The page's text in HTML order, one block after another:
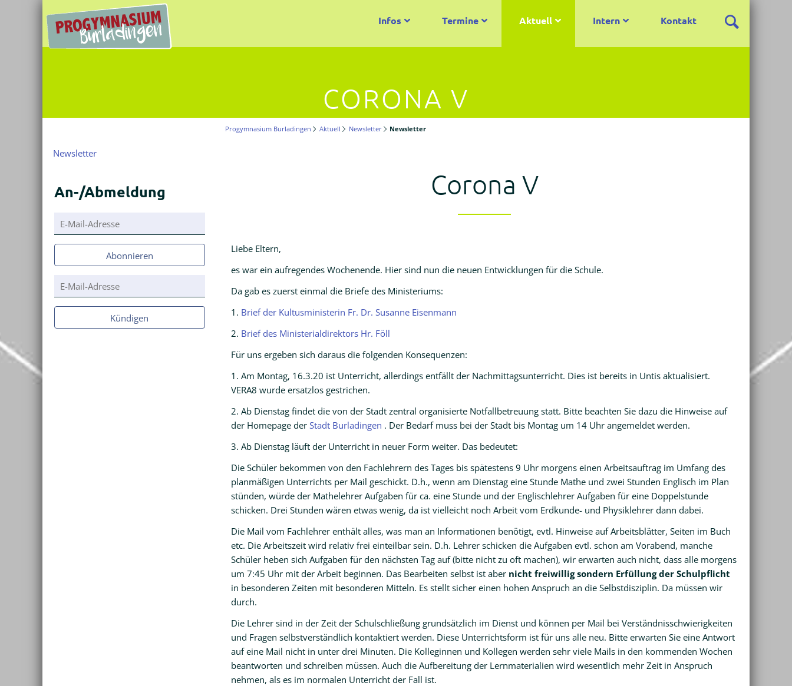
Infos Termine Aktuell Intern Kontakt
CORONA V
Progymnasium Burladingen Aktuell Newsletter Newsletter
Corona V
Liebe Eltern,
es war ein aufregendes Wochenende. Hier sind nun die neuen Entwicklungen für die Schule.
Da gab es zuerst einmal die Briefe des Ministeriums:
1. Brief der Kultusministerin Fr. Dr. Susanne Eisenmann
2. Brief des Ministerialdirektors Hr. Föll
Für uns ergeben sich daraus die folgenden Konsequenzen:
1. Am Montag, 16.3.20 ist Unterricht, allerdings entfällt der Nachmittagsunterricht. Dies ist bereits in Untis aktualisiert.
VERA8 wurde ersatzlos gestrichen.
2. Ab Dienstag findet die von der Stadt zentral organisierte Notfallbetreuung statt. Bitte beachten Sie dazu die Hinweise auf
der Homepage der Stadt Burladingen . Der Bedarf muss bei der Stadt bis Montag um 14 Uhr angemeldet werden.
3. Ab Dienstag läuft der Unterricht in neuer Form weiter. Das bedeutet:
Die Schüler bekommen von den Fachlehrern des Tages bis spätestens 9 Uhr morgens einen Arbeitsauftrag im Umfang des
planmäßigen Unterrichts per Mail geschickt. D.h., wenn am Dienstag eine Stunde Mathe und zwei Stunden Englisch im Plan
stünden, würde der Mathelehrer Aufgaben für ca. eine Stunde und der Englischlehrer Aufgaben für eine Doppelstunde
schicken. Drei Stunden wären etwas wenig, da ist vielleicht noch Arbeit vom Erdkunde- und Physiklehrer dann dabei.
Die Mail vom Fachlehrer enthält alles, was man an Informationen benötigt, evtl. Hinweise auf Arbeitsblätter, Seiten im Buch
etc. Die Arbeitszeit wird relativ frei einteilbar sein. D.h. Lehrer schicken die Aufgaben evtl. schon am Vorabend, manche
Schüler heben sich Aufgaben für den nächsten Tag auf (bitte nicht zu oft machen), wir erwarten auch nicht, dass alle morgens
um 7:45 Uhr mit der Arbeit beginnen. Das Bearbeiten selbst ist aber nicht freiwillig sondern Erfüllung der Schulpflicht
in besonderen Zeiten mit besonderen Mitteln. Es stellt sicher einen hohen Anspruch an die Selbstdisziplin. Da müssen wir
durch.
Die Lehrer sind in der Zeit der Schulschließung grundsätzlich im Dienst und können per Mail bei Verständnisschwierigkeiten
und Fragen selbstverständlich kontaktiert werden. Diese Unterrichtsform ist für uns alle neu. Bitte erwarten Sie eine Antwort
auf eine Mail nicht in unter drei Minuten. Die Kolleginnen und Kollegen werden sehr viele Mails in den kommenden Wochen
beantworten und schreiben müssen. Auch die Aufbereitung der Lernmaterialien wird wesentlich mehr Zeit in Anspruch
nehmen, als es im normalen Unterricht der Fall ist.
Navigation
Newsletter
An-/Abmeldung
E-
Mail-
Adresse
Abonnieren
E-
Mail-
Adresse
Kündigen